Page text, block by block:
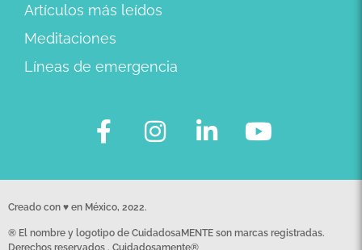
Artículos más leídos
Meditaciones
Líneas de emergencia
Creado con ♥ en México, 2022.
® El nombre y logotipo de CuidadosaMENTE son marcas registradas.
Derechos reservados . Cuidadosamente®